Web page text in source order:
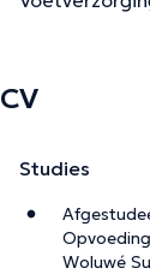
CV
Studies
Woluwé